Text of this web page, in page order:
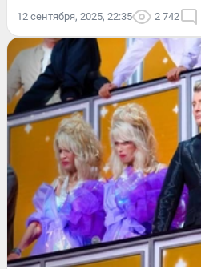
12 сентября, 2025, 22:35 2 742